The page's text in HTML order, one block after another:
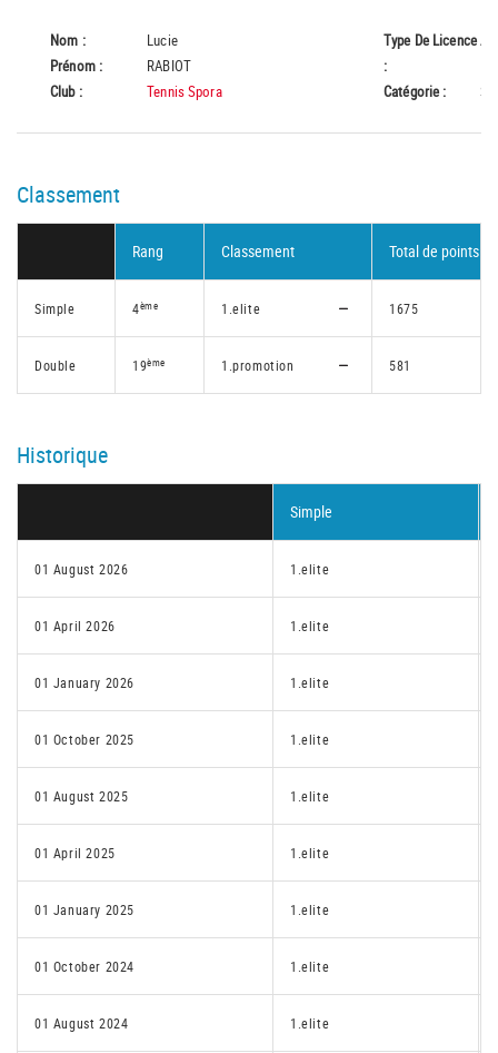
Nom :
Lucie
Prénom :
RABIOT
Club :
Tennis Spora
Type De Licence
:
A
Catégorie :
Classement
Rang Classement Total de points
Simple 4ème 1.elite 1675
Double 19ème 1.promotion 581
Historique
Simple
01 August 2026 1.elite
01 April 2026 1.elite
01 January 2026 1.elite
01 October 2025 1.elite
01 August 2025 1.elite
01 April 2025 1.elite
01 January 2025 1.elite
01 October 2024 1.elite
01 August 2024 1.elite